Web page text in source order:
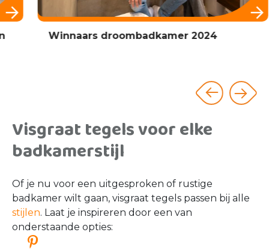
Winnaars droombadkamer 2024